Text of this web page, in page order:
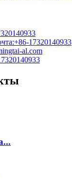
17320140933
al.com